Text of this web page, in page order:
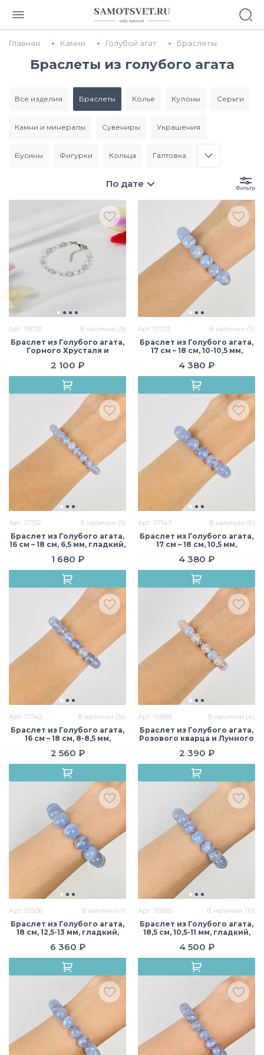
Главная Камни Голубой агат Браслеты
Браслеты из голубого агата
все изделия браслеты колье кулоны серьги
камни и минералы сувениры украшения
бусины фигурки кольца галтовка
По дате
Арт. 119702 В наличии (9)
Браслет из Голубого агата,
Горного Хрусталя и
мм, гладкий/
Необработанный,
Бразилия
2 100 ₽
Арт. 117213 В наличии (5)
Браслет из Голубого агата,
17 см – 18 см, 10-10,5 мм,
4 380 ₽
Арт. 117152 В наличии (9)
Браслет из Голубого агата,
16 см – 18 см, 6,5 мм, гладкий,
1 680 ₽
Арт. 117143 В наличии (6)
Браслет из Голубого агата,
17 см – 18 см, 10,5 мм,
4 380 ₽
Арт. 117142 В наличии (16)
Браслет из Голубого агата,
16 см – 18 см, 8-8,5 мм,
2 560 ₽
Арт. 116999 В наличии (4)
Браслет из Голубого агата,
Розового кварца и Лунного
см, 8 мм, гладкий, Бразилия
2 390 ₽
Арт. 115936 В наличии (1)
Браслет из Голубого агата,
18 см, 12,5-13 мм, гладкий,
6 360 ₽
Арт. 115935 В наличии (10)
Браслет из Голубого агата,
18,5 см, 10,5-11 мм, гладкий,
4 500 ₽